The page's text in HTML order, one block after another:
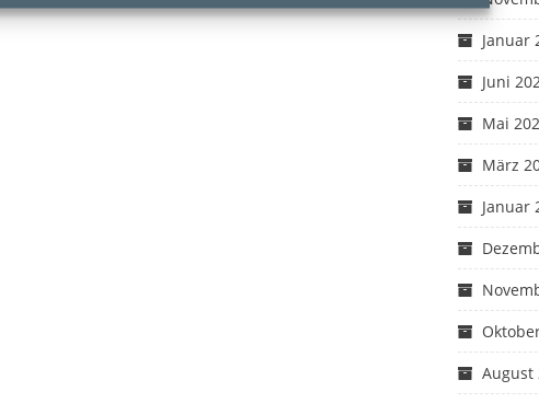
Januar
Juni
Mai
März
Januar
August